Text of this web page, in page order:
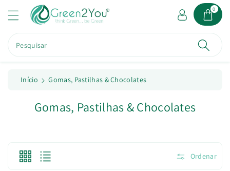
o
n
Pesquisar
0
Início Gomas, Pastilhas & Chocolates
C
Gomas, Pastilhas & Chocolates
Ordenar